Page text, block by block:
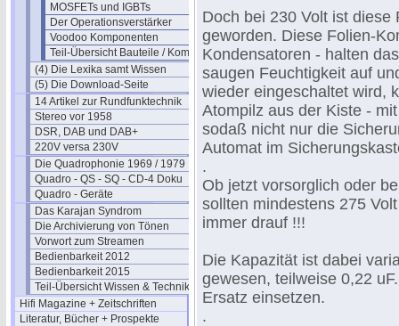
MOSFETs und IGBTs
Der Operationsverstärker
Voodoo Komponenten
Teil-Übersicht Bauteile / Komponenten
(4) Die Lexika samt Wissen
(5) Die Download-Seite
14 Artikel zur Rundfunktechnik
Stereo vor 1958
DSR, DAB und DAB+
220V versa 230V
Die Quadrophonie 1969 / 1979
Quadro - QS - SQ - CD-4 Doku
Quadro - Geräte
Das Karajan Syndrom
Die Archivierung von Tönen
Vorwort zum Streamen
Bedienbarkeit 2012
Bedienbarkeit 2015
Teil-Übersicht Wissen & Technik
Hifi Magazine + Zeitschriften
Literatur, Bücher + Prospekte
Doch bei 230 Volt ist
geworden. Diese Folien-
Kondensatoren - halten
saugen Feuchtigkeit auf
wieder eingeschaltet wird,
Atompilz aus der Kiste -
sodaß nicht nur die
Automat im
.
Ob jetzt vorsorglich oder
sollten mindestens 275
immer drauf !!!
Die Kapazität ist dabei
gewesen, teilweise 0,22
Ersatz einsetzen.
.